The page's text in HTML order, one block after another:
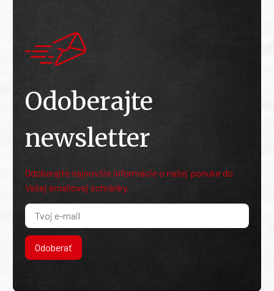
Odoberajte
newsletter
Odoberajte najnovšie informácie o našej ponuke do
Vašej emailovej schránky.
Odoberať